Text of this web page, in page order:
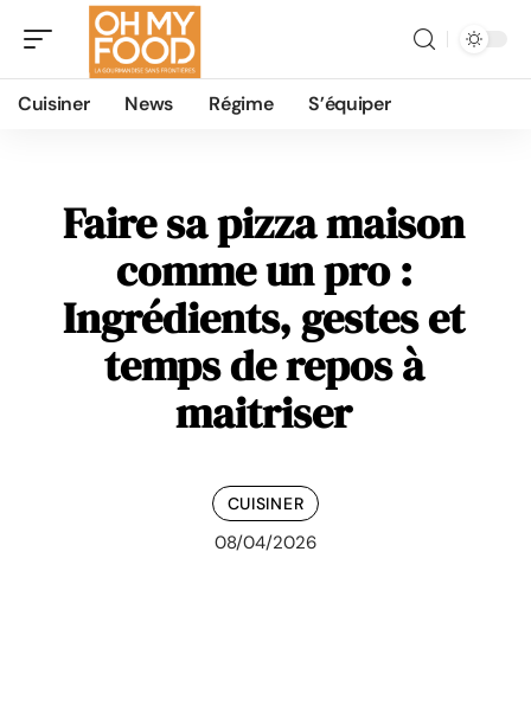
Cuisiner News Régime S’équiper
Faire sa pizza maison
comme un pro :
Ingrédients, gestes et
temps de repos à
maitriser
CUISINER
08/04/2026